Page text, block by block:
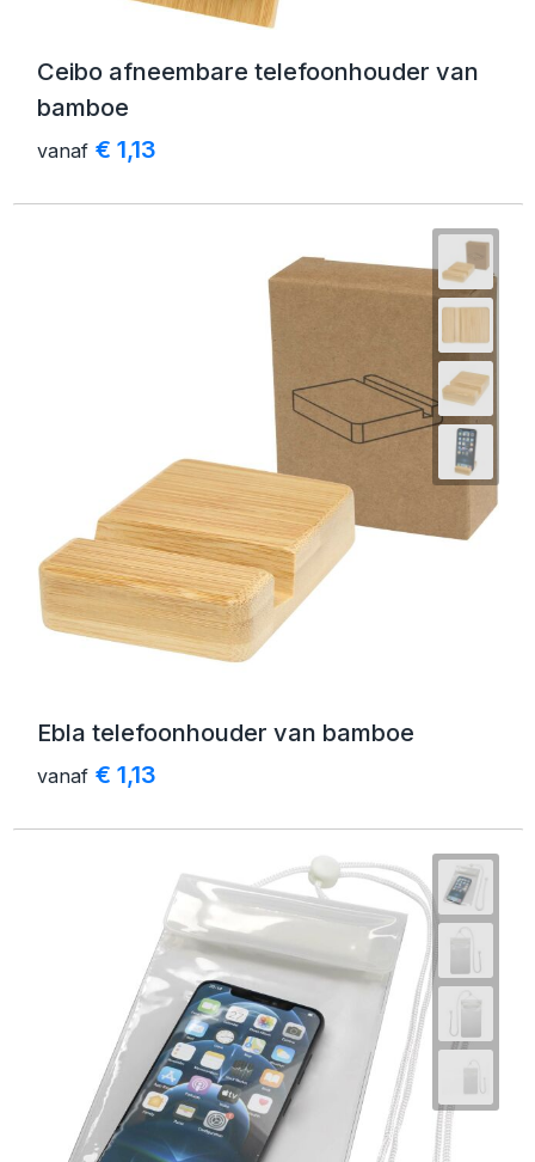
Ceibo afneembare telefoonhouder van
bamboe
vanaf € 1,13
Ebla telefoonhouder van bamboe
vanaf € 1,13